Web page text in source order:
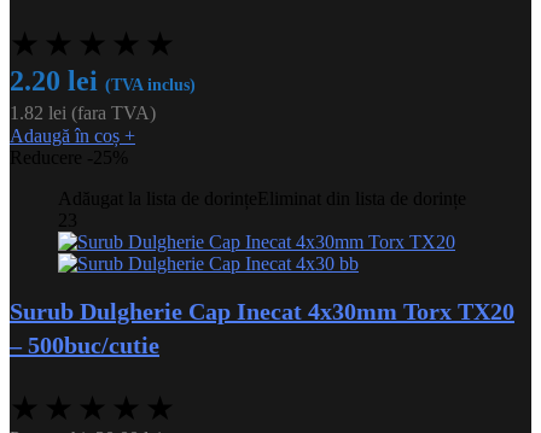
★ ★ ★ ★ ★
2.20 lei (TVA inclus)
1.82 lei (fara TVA)
Adaugă în coș +
Reducere -25%
Adăugat la lista de dorințeEliminat din lista de dorințe
23
Surub Dulgherie Cap Inecat 4x30mm Torx TX20
– 500buc/cutie
★ ★ ★ ★ ★